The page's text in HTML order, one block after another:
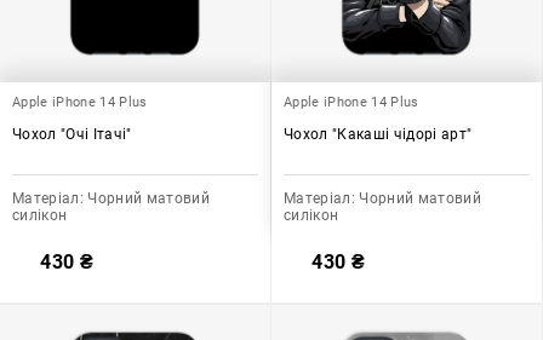
Apple iPhone 14 Plus
Чохол "Очі Ітачі"
Матеріал: Чорний матовий
силікон
430 ₴
Apple iPhone 14 Plus
Чохол "Какаші чідорі арт"
Матеріал: Чорний матовий
силікон
430 ₴